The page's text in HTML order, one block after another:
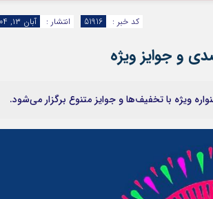
انتشار : آبان ۱۳, ۱۴۰۴ - ۱۷:۳۸ کد خبر : 51916
ویژه با تخفیف‌ها و جوایز متنوع برگزار می‌شود.